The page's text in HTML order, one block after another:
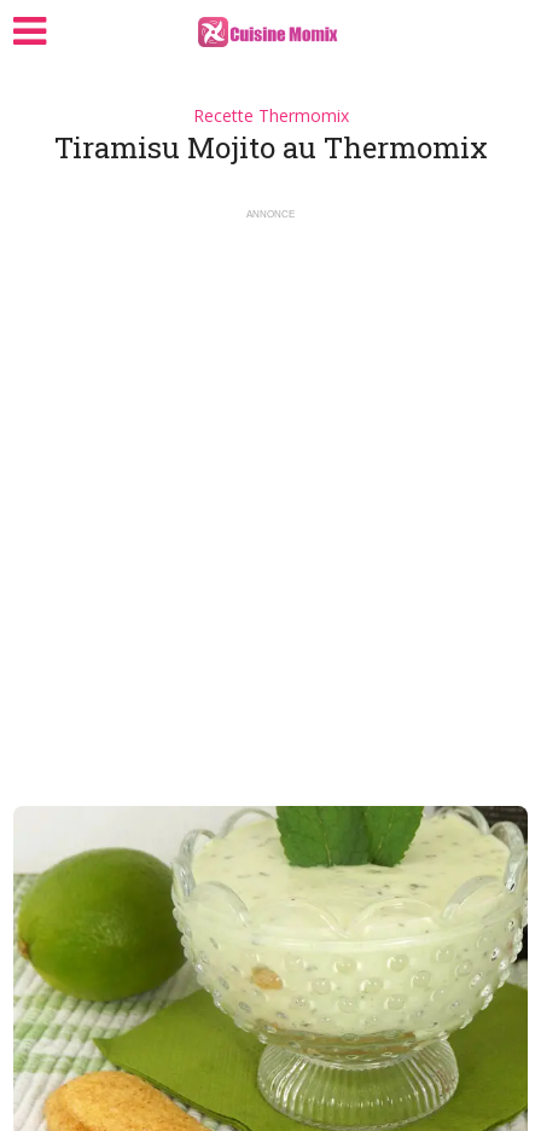
Recette Thermomix
Tiramisu Mojito au Thermomix
ANNONCE